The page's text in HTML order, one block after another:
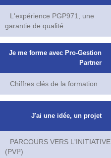
L'expérience PGP971, une
garantie de qualité
Je me forme avec Pro-Gestion
Partner
Chiffres clés de la formation
J'ai une idée, un projet
PARCOURS VERS L'INITIATIVE
(PVI²)